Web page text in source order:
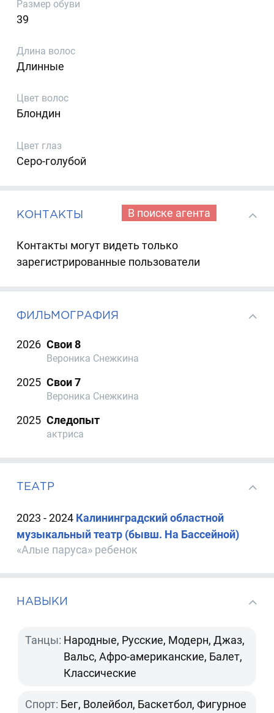
Размер обуви
39
Длина волос
Длинные
Цвет волос
Блондин
Цвет глаз
Серо-голубой
КОНТАКТЫ В поиске агента
Контакты могут видеть только
зарегистрированные пользователи
ФИЛЬМОГРАФИЯ
2026 Свои 8
Вероника Снежкина
2025 Свои 7
Вероника Снежкина
2025 Следопыт
актриса
ТЕАТР
2023 - 2024 Калининградский областной
музыкальный театр (бывш. На Бассейной)
«Алые паруса» ребенок
НАВЫКИ
Танцы: Народные, Русские, Модерн, Джаз,
Вальс, Афро-американские, Балет,
Классические
Спорт: Бег, Волейбол, Баскетбол, Фигурное